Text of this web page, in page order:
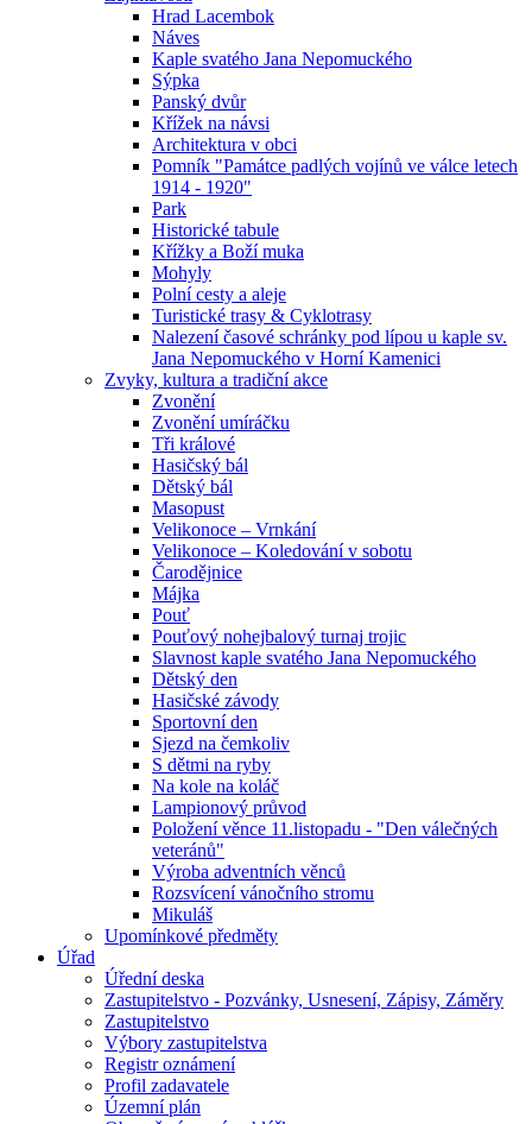
Hrad Lacembok
Náves
Kaple svatého Jana Nepomuckého
Sýpka
Panský dvůr
Křížek na návsi
Architektura v obci
Pomník "Památce padlých vojínů ve válce letech
1914 - 1920"
Park
Historické tabule
Křížky a Boží muka
Mohyly
Polní cesty a aleje
Turistické trasy & Cyklotrasy
Nalezení časové schránky pod lípou u kaple sv.
Jana Nepomuckého v Horní Kamenici
Zvyky, kultura a tradiční akce
Zvonění
Zvonění umíráčku
Tři králové
Hasičský bál
Dětský bál
Masopust
Velikonoce – Vrnkání
Velikonoce – Koledování v sobotu
Čarodějnice
Májka
Pouť
Pouťový nohejbalový turnaj trojic
Slavnost kaple svatého Jana Nepomuckého
Dětský den
Hasičské závody
Sportovní den
Sjezd na čemkoliv
S dětmi na ryby
Na kole na koláč
Lampionový průvod
Položení věnce 11.listopadu - "Den válečných
veteránů"
Výroba adventních věnců
Rozsvícení vánočního stromu
Mikuláš
Upomínkové předměty
Úřad
Úřední deska
Zastupitelstvo - Pozvánky, Usnesení, Zápisy, Záměry
Zastupitelstvo
Výbory zastupitelstva
Registr oznámení
Profil zadavatele
Územní plán